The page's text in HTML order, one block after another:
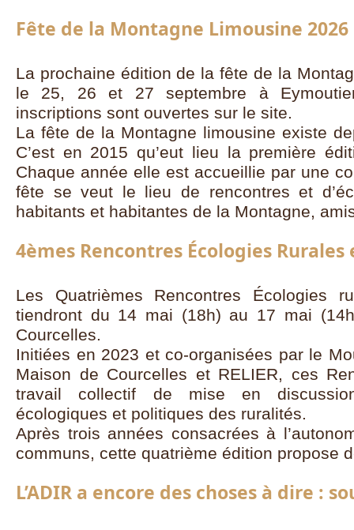
Fête de la Montagne Limousine 2026
La prochaine édition de la fête de la
le 25, 26 et 27 septembre à
inscriptions sont ouvertes sur le site.
La fête de la Montagne limousine existe
C’est en 2015 qu’eut lieu la première
Chaque année elle est accueillie par une
fête se veut le lieu de rencontres et
habitants et habitantes de la Montagne,
4èmes Rencontres Écologies
Les Quatrièmes Rencontres Écologies
tiendront du 14 mai (18h) au 17 mai
Courcelles.
Initiées en 2023 et co-organisées par le
Maison de Courcelles et RELIER, ces
travail collectif de mise en
écologiques et politiques des ruralités.
Après trois années consacrées à
communs, cette quatrième édition propose
L’ADIR a encore des choses à dire :